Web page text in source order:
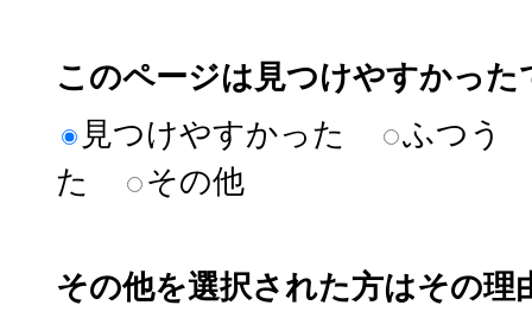
このページは見つけやすかった
見つけやすかった
ふつう
た
その他
その他を選択された方はその理